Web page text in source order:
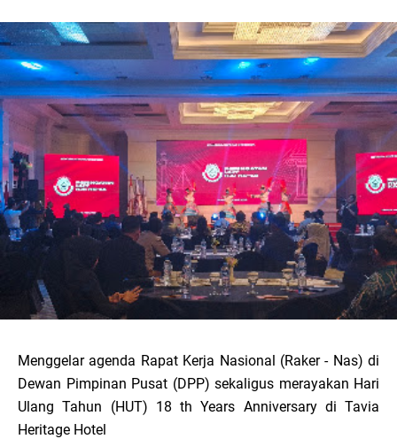
Menggelar agenda Rapat Kerja Nasional (Raker - Nas) di
Dewan Pimpinan Pusat (DPP) sekaligus merayakan Hari
Ulang Tahun (HUT) 18 th Years Anniversary di Tavia
Heritage Hotel